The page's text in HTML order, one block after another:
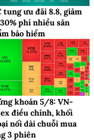
tung ưu đãi 8.8, giảm
phí nhiều sản
bảo hiểm
khoán 5/8: VN-
điều chỉnh, khối
nối dài chuỗi mua
3 phiên